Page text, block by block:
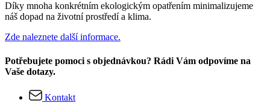
Díky mnoha konkrétním ekologickým opatřením minimalizujeme
náš dopad na životní prostředí a klima.
Zde naleznete další informace.
Potřebujete pomoci s objednávkou? Rádi Vám odpovíme na
Vaše dotazy.
Kontakt